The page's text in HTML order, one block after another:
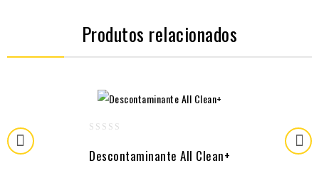
Produtos relacionados
out
Descontaminante All Clean+